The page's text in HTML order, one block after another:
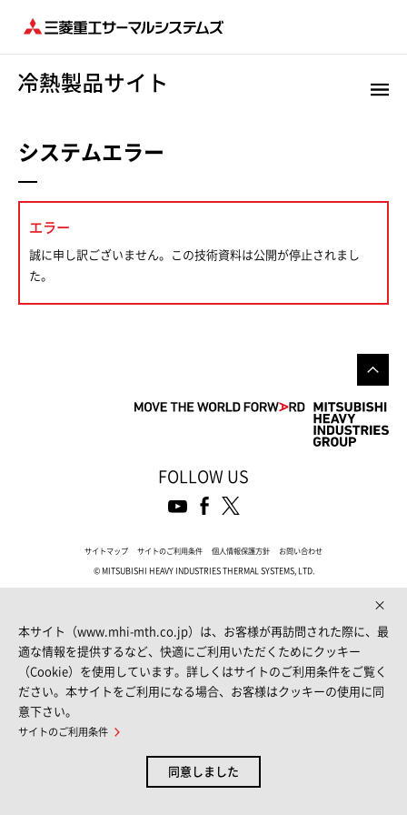
システムエラー
エラー
誠に申し訳ございません。この技術資料は公開が停止されまし
た。
FOLLOW US
サイトマップ サイトのご利用条件 個人情報保護方針 お問い合わせ
© MITSUBISHI HEAVY INDUSTRIES THERMAL SYSTEMS, LTD.
本サイト（www.mhi-mth.co.jp）は、お客様が再訪問された際に、最
適な情報を提供するなど、快適にご利用いただくためにクッキー
（Cookie）を使用しています。詳しくはサイトのご利用条件をご覧く
ださい。本サイトをご利用になる場合、お客様はクッキーの使用に同
意下さい。
サイトのご利用条件
同意しました